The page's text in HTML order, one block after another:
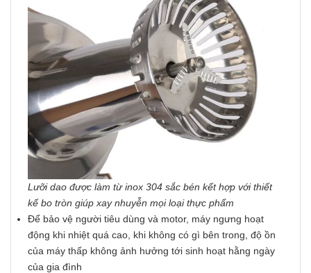
Lưỡi dao được làm từ inox 304 sắc bén kết hợp với thiết
kế bo tròn giúp xay nhuyễn mọi loại thực phẩm
Để bảo vệ người tiêu dùng và motor, máy ngưng hoạt
động khi nhiệt quá cao, khi không có gì bên trong, độ ồn
của máy thấp không ảnh hưởng tới sinh hoạt hằng ngày
của gia đình